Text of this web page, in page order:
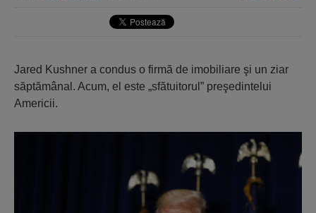
Jared Kushner a condus o firmă de imobiliare şi un ziar
săptămânal. Acum, el este „sfătuitorul” preşedintelui
Americii.